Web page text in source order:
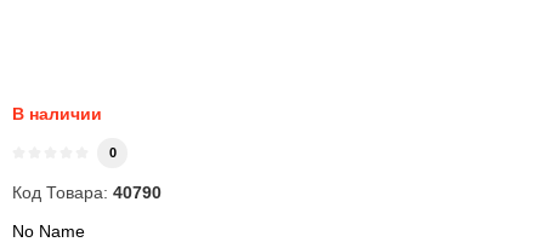
В наличии
0
Код Товара: 40790
No Name